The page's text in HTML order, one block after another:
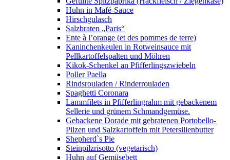
Huhn in Mafé-Sauce
Hirschgulasch
Salzbraten „Paris“
Ente à l’orange (et des pommes de terre)
Kaninchenkeulen in Rotweinsauce mit
Pellkartoffelspalten und Möhren
Kikok-Schenkel an Pfifferlingszwiebeln
Poller Paella
Rindsrouladen / Rinderrouladen
Spaghetti Coronara
Lammfilets in Pfifferlingrahm mit gebackenem
Sellerie und grünem Schmandgemüse.
Gebackene Dorade mit gebratenen Portobello-
Pilzen und Salzkartoffeln mit Petersilienbutter
Shepherd`s Pie
Steinpilzrisotto (vegetarisch)
Huhn auf Gemüsebett